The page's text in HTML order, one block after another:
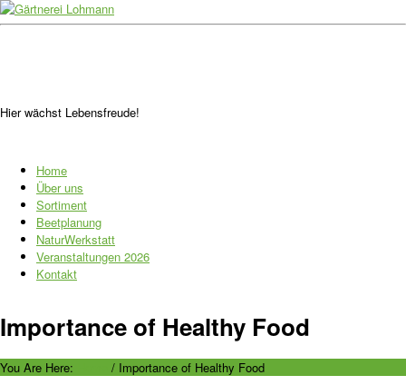
Hier wächst Lebensfreude!
Home
Über uns
Sortiment
Beetplanung
NaturWerkstatt
Veranstaltungen 2026
Kontakt
Importance of Healthy Food
You Are Here: / Importance of Healthy Food